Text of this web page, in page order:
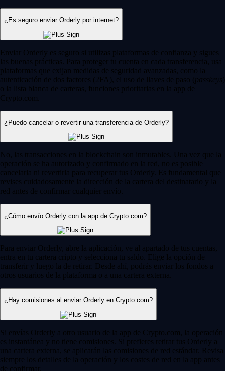
¿Es seguro enviar Orderly por internet?
Enviar Orderly es seguro si utilizas plataformas de confianza y sigues
las buenas prácticas. Para proteger tu cuenta en cada transferencia, usa
plataformas que exijan medidas de seguridad avanzadas, como la
autenticación de dos factores (2FA), el uso de llaves de paso (passkeys )
o la lista blanca de carteras, funciones prioritarias en la app de
Crypto.com.
¿Puedo cancelar o revertir una transferencia de Orderly?
No, las transacciones en la blockchain son inmutables. Una vez que la
operación se ha autorizado y confirmado en la red, no es posible
cancelarla ni revertirla para recuperar tus Orderly. Es fundamental que
revises cuidadosamente la dirección de la cartera del destinatario y la
red antes de confirmar cualquier envío.
¿Cómo envío Orderly con la app de Crypto.com?
Para enviar Orderly, abre la aplicación, ve al apartado de tus cuentas,
entra en tu cartera cripto y selecciona tu saldo. Elige la opción de
transferir y luego la de retirar. Desde ahí, podrás enviar los fondos a
otros usuarios de la plataforma o a una cartera externa.
¿Hay comisiones al enviar Orderly en Crypto.com?
Si envías Orderly a otro usuario de la app de Crypto.com, la operación
es instantánea y no tiene comisiones. Si prefieres retirar tus Orderly a
una cartera externa, se aplicarán las comisiones de red estándar. Revisa
siempre los detalles de la operación y los costes de red en la app antes
de confirmar.